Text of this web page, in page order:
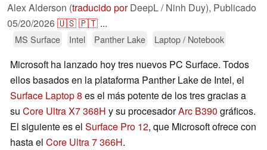
Alex Alderson (traducido porDeepL / Ninh Duy), Publicado
05/20/2026🇺🇸🇵🇹 ...
MS Surface Intel Panther Lake Laptop / Notebook
Microsoft ha lanzado hoy tres nuevos PC Surface. Todos
ellos basados en la plataforma Panther Lake de Intel, el
Surface Laptop 8 es el más potente de los tres gracias a
su Core Ultra X7 368H y su procesadorArc B390 gráficos.
El siguiente es el Surface Pro 12, que Microsoft ofrece con
hasta el Core Ultra 7 366H.